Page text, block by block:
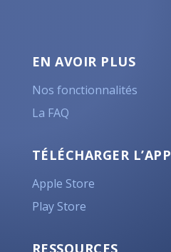
EN AVOIR PLUS
Nos fonctionnalités
La FAQ
TÉLÉCHARGER L’APP
Apple Store
Play Store
RESSOURCES